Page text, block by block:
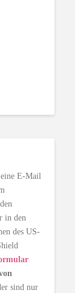
E-Mail
in den
des US-
sind nur